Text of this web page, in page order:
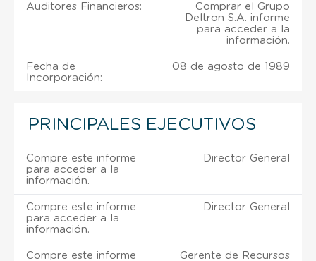
Auditores Financieros:
Comprar el Grupo
Deltron S.A. informe
para acceder a la
información.
Fecha de
Incorporación:
08 de agosto de 1989
PRINCIPALES EJECUTIVOS
Compre este informe
para acceder a la
información.
Director General
Compre este informe
para acceder a la
información.
Director General
Compre este informe Gerente de Recursos